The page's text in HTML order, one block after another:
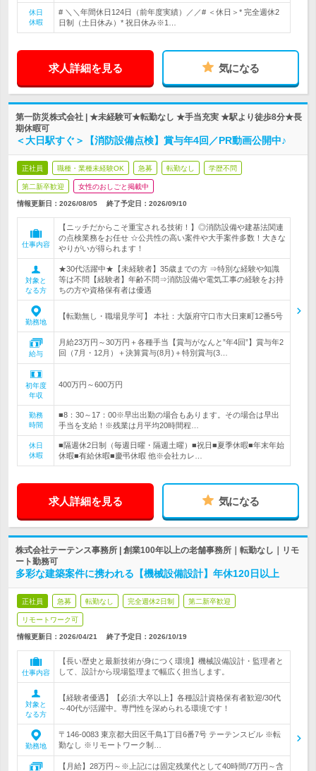
休日
休暇
# ＼＼年間休日124日（前年度実績）／／# ＜休日＞* 完全週休2
日制（土日休み）* 祝日休み※1…
求人詳細を見る 気になる
第一防災株式会社 | ★未経験可★転勤なし ★手当充実 ★駅より徒歩8分★長
期休暇可
＜大日駅すぐ＞【消防設備点検】賞与年4回／PR動画公開中♪
正社員 職種・業種未経験OK 急募 転勤なし 学歴不問
第二新卒歓迎 女性のおしごと掲載中
情報更新日：2026/08/05 終了予定日： 2026/09/10
仕事内容
【ニッチだからこそ重宝される技術！】◎消防設備や建基法関連
の点検業務をお任せ ☆公共性の高い案件や大手案件多数！大きな
やりがいが得られます！
対象と
なる方
★30代活躍中★【未経験者】35歳までの方 ⇒特別な経験や知識
等は不問【経験者】年齢不問⇒消防設備や電気工事の経験をお持
ちの方や資格保有者は優遇
勤務地
【転勤無し・職場見学可】 本社：大阪府守口市大日東町12番5号
給与
月給23万円～30万円＋各種手当【賞与がなんと”年4回”】賞与年2
回（7月・12月）＋決算賞与(8月)＋特別賞与(3…
初年度
年収
400万円～600万円
勤務
時間
■8：30～17：00※早出出勤の場合もあります。その場合は早出
手当を支給！※残業は月平均20時間程…
休日
休暇
■隔週休2日制（毎週日曜・隔週土曜）■祝日■夏季休暇■年末年始
休暇■有給休暇■慶弔休暇 他※会社カレ…
求人詳細を見る 気になる
株式会社テーテンス事務所 | 創業100年以上の老舗事務所｜転勤なし｜リモ
ート勤務可
多彩な建築案件に携われる【機械設備設計】年休120日以上
正社員 急募 転勤なし 完全週休2日制 第二新卒歓迎
リモートワーク可
情報更新日：2026/04/21 終了予定日： 2026/10/19
仕事内容
【長い歴史と最新技術が身につく環境】機械設備設計・監理者と
して、設計から現場監理まで幅広く担当します。
対象と
なる方
【経験者優遇】【必須:大卒以上】各種設計資格保有者歓迎/30代
～40代が活躍中。専門性を深められる環境です！
勤務地
〒146-0083 東京都大田区千鳥1丁目6番7号 テーテンスビル ※転
勤なし ※リモートワーク制…
【月給】28万円～※上記には固定残業代として40時間/7万円～含